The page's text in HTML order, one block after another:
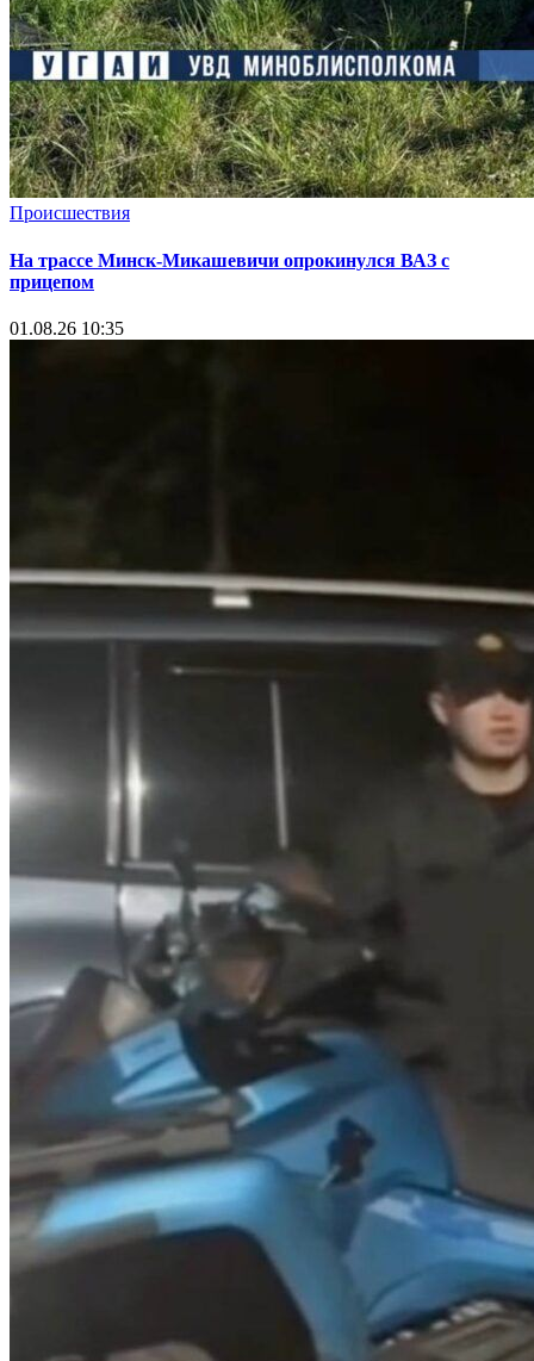
Происшествия
На трассе Минск-Микашевичи опрокинулся ВАЗ с
прицепом
01.08.26 10:35